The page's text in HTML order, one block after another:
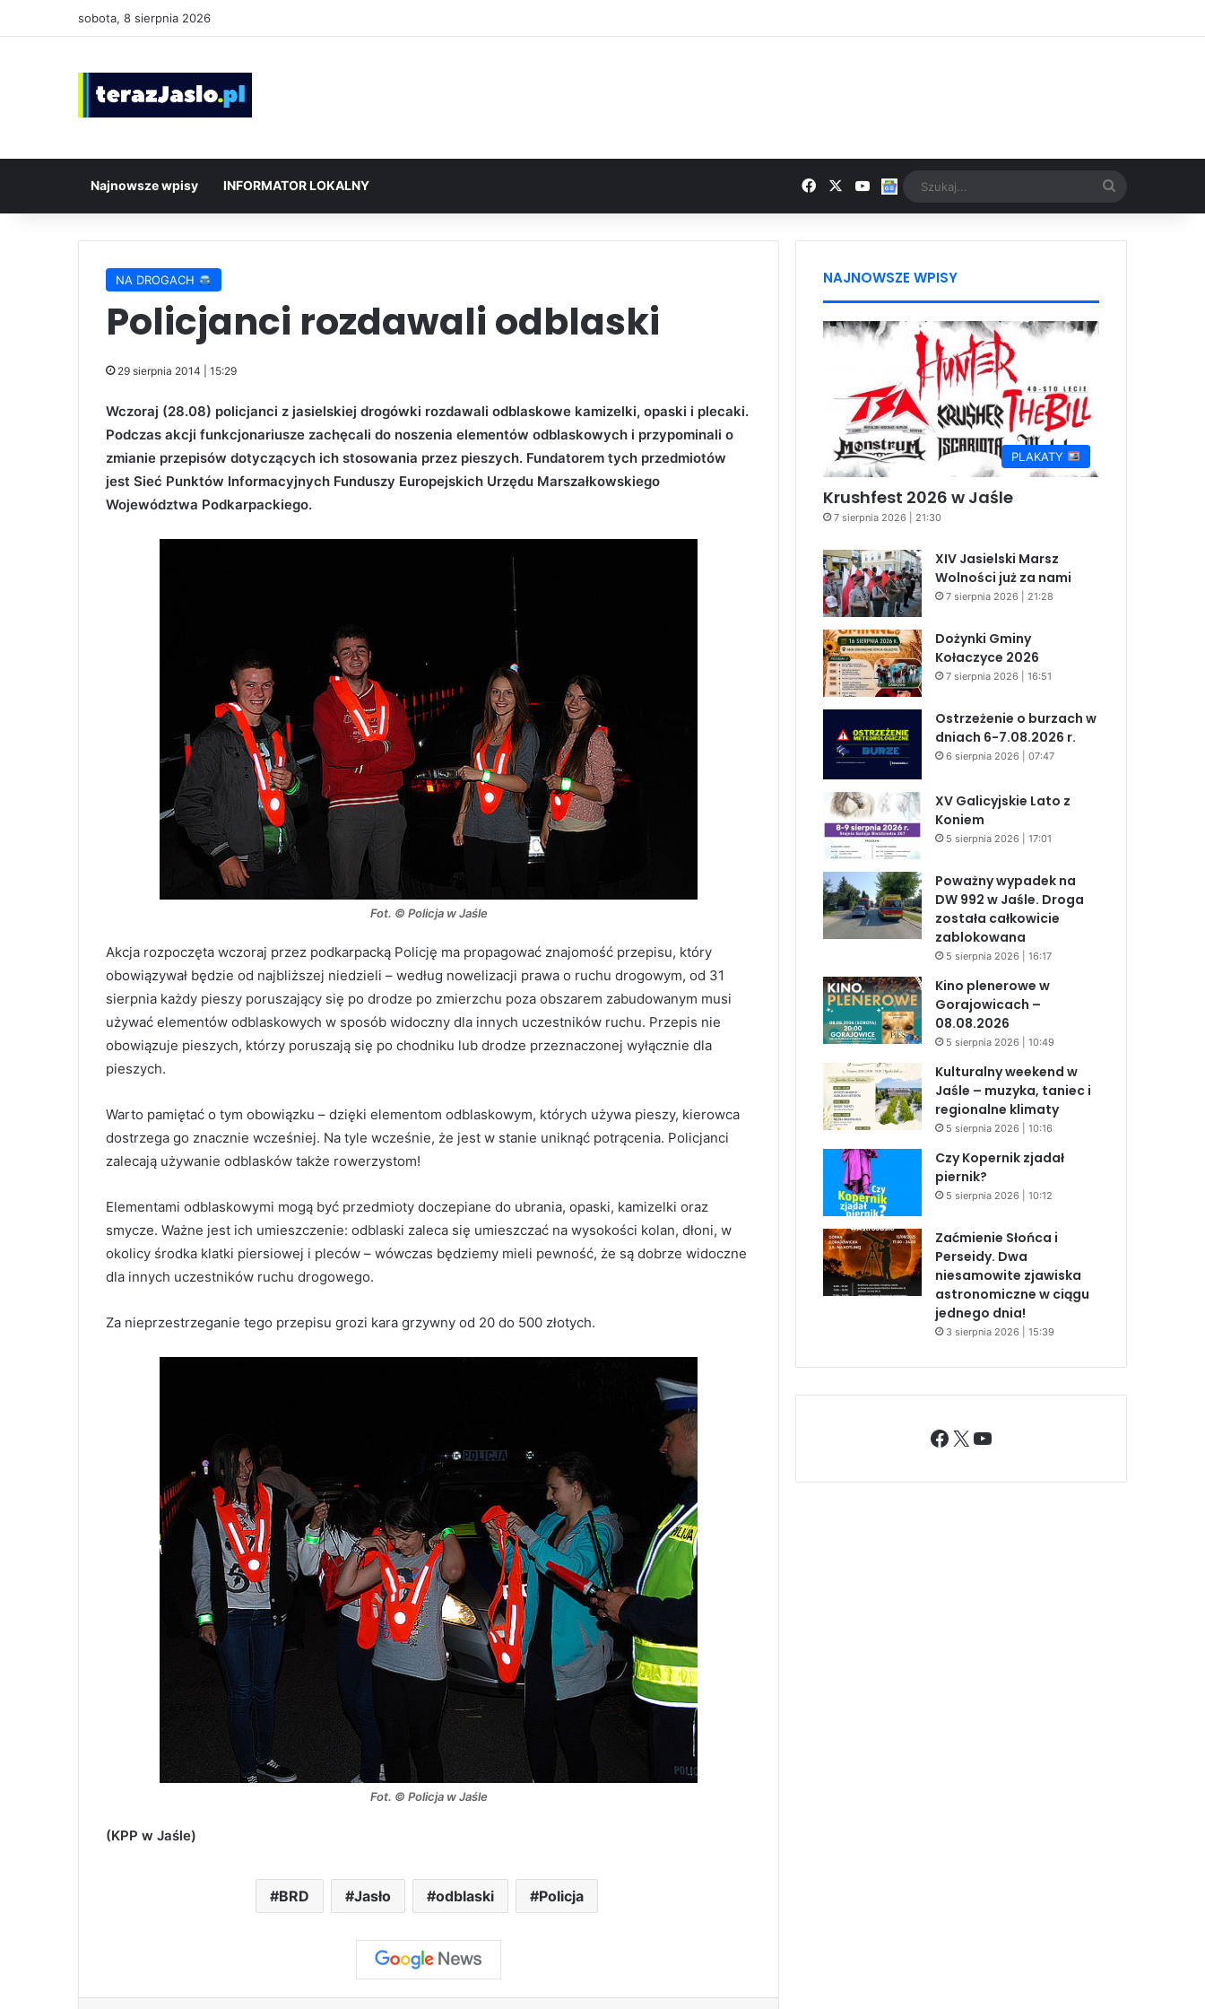
sobota, 8 sierpnia 2026
Najnowsze wpisy INFORMATOR LOKALNY FacebookYouTubeGoogle News
NA DROGACH
Policjanci rozdawali odblaski
29 sierpnia 2014 | 15:29
Wczoraj (28.08) policjanci z jasielskiej drogówki rozdawali odblaskowe kamizelki, opaski i plecaki.
Podczas akcji funkcjonariusze zachęcali do noszenia elementów odblaskowych i przypominali o
zmianie przepisów dotyczących ich stosowania przez pieszych. Fundatorem tych przedmiotów
jest Sieć Punktów Informacyjnych Funduszy Europejskich Urzędu Marszałkowskiego
Województwa Podkarpackiego.
Fot. © Policja w Jaśle
Akcja rozpoczęta wczoraj przez podkarpacką Policję ma propagować znajomość przepisu, który
obowiązywał będzie od najbliższej niedzieli – według nowelizacji prawa o ruchu drogowym, od 31
sierpnia każdy pieszy poruszający się po drodze po zmierzchu poza obszarem zabudowanym musi
używać elementów odblaskowych w sposób widoczny dla innych uczestników ruchu. Przepis nie
obowiązuje pieszych, którzy poruszają się po chodniku lub drodze przeznaczonej wyłącznie dla
pieszych.
Warto pamiętać o tym obowiązku – dzięki elementom odblaskowym, których używa pieszy, kierowca
dostrzega go znacznie wcześniej. Na tyle wcześnie, że jest w stanie uniknąć potrącenia. Policjanci
zalecają używanie odblasków także rowerzystom!
Elementami odblaskowymi mogą być przedmioty doczepiane do ubrania, opaski, kamizelki oraz
smycze. Ważne jest ich umieszczenie: odblaski zaleca się umieszczać na wysokości kolan, dłoni, w
okolicy środka klatki piersiowej i pleców – wówczas będziemy mieli pewność, że są dobrze widoczne
dla innych uczestników ruchu drogowego.
Za nieprzestrzeganie tego przepisu grozi kara grzywny od 20 do 500 złotych.
Fot. © Policja w Jaśle
(KPP w Jaśle)
BRD Jasło odblaski Policja
NAJNOWSZE WPISY
PLAKATY
Krushfest 2026 w Jaśle
7 sierpnia 2026 | 21:30
XIV Jasielski Marsz
Wolności już za nami
7 sierpnia 2026 | 21:28
Dożynki Gminy
Kołaczyce 2026
7 sierpnia 2026 | 16:51
Ostrzeżenie o burzach w
dniach 6-7.08.2026 r.
6 sierpnia 2026 | 07:47
XV Galicyjskie Lato z
Koniem
5 sierpnia 2026 | 17:01
Poważny wypadek na
DW 992 w Jaśle. Droga
została całkowicie
zablokowana
5 sierpnia 2026 | 16:17
Kino plenerowe w
Gorajowicach –
08.08.2026
5 sierpnia 2026 | 10:49
Kulturalny weekend w
Jaśle – muzyka, taniec i
regionalne klimaty
5 sierpnia 2026 | 10:16
Czy Kopernik zjadał
piernik?
5 sierpnia 2026 | 10:12
Zaćmienie Słońca i
Perseidy. Dwa
niesamowite zjawiska
astronomiczne w ciągu
jednego dnia!
3 sierpnia 2026 | 15:39
Facebook
X YouTube